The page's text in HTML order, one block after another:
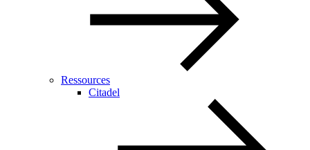
Ressources
Citadel